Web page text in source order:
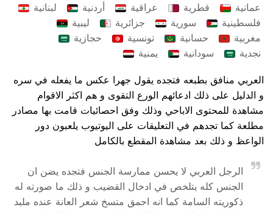
عمانية
قطرية عراقية أردنية
لبنانية
فلسطينية
سورية جزائرية
ليبية
مغربية
حسانية تونسية
حجازية
نجدية
سودانية يمنية
العربي منافق بطبعه فتجده يقول جهرا عكس ما يفعله في سره
و الدليل على ذلك ادعائهم الورع التقوى و هم اكثر الاقوام
مشاهدة للمحتوى الاباحي وذلك وفق احصائيات قامت بها مصادر
مطلعة كما تجدهم في التعليقات على اليوتيوب يلعبون دور
الواعظ و ذلك بعد مشاهدة المقطع بالكامل
الرجل العربي لا يحسن ممارسة الجنس فتجده يضن ان
الجنس كله يتلخص في ادخال القضيب و ذلك ما صورته له
ذكوريته السامة كما انه احمق متسخ شعر العانة عنده ملبد